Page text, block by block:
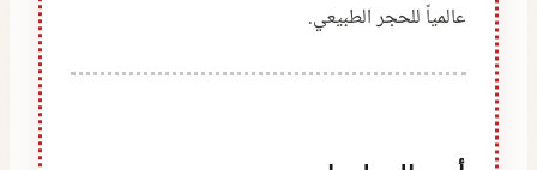
عالمياً للحجر الطبيعي.